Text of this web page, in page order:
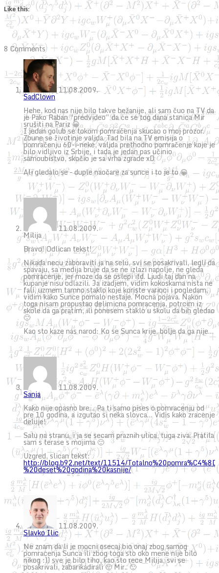
Like this:
8 Comments
11.08.2009.
SadClown
Hehe, kod nas nije bilo takve bežanije, ali sam čuo na TV da
je Pako Raban “predvideo” da će se tog dana stanica Mir
srušiti na Pariz 😀
I jedan golub se tokom pomračenja skucao o moj prozor.
Zbune se životinje valjda. Tad bila na TV emisija o
pomračenju 60-i-neke, valjda prethodno pomračenje koje je
bilo vidljivo iz Srbije, i tada je jedan pas učinio
samoubistvo, skočio je sa vrha zgrade xD
Ali gledalo se – duple naočare za sunce i to je to 😀
11.08.2009.
Milija
Bravo! Odlican tekst!
Nikada necu zaboraviti ja na selu, svi se posakrivali, legli da
spavaju, sa medija bruje da se ne izlazi napolje, ne gleda
pomracenje, jer moze da se oslepi itd. Ljudi taj dan na
kupanje nisu odlazili. Ja izadjem, vidim kokoskama nista ne
fali, uzmem tamno staklo koje koriste varioci i pogledam,
vidim kako Sunce pomalo nestaje. Mocna pojava. Nakon
toga nisam propustao delimicna pomracenja, potrcim iz
skole da ga pratim, ili ponesem staklo u skolu da bih gledao
🙂
Kao sto kaze nas narod: Ko se Sunca krije, bolje da ga nije…
11.08.2009.
Sanja
Kako nije opasno bre… Pa ti samo pises o pomracenju od
pre 10 godina, a izgutao si neka slovca… Vidis kako zracenje
deluje!
Salu na stranu, i ja se secam praznih ulica, tuga ziva. Pratila
sam s terase s mojima 🙂
Uzgred, slican tekst:
http://blog.b92.net/text/11514/
%20deset%20godina%20kasnije/
11.08.2009.
Slavko Ilic
Ne znam da li je mocni osecaj bio onaj zbog samog
pomracenja Sunca ili zbog toga sto oko mene nije bilo
nikog :)) sve je bilo tiho, kao sto rece Milija, svi se
posakrivali, zabarikadirali 🙂 Mir.. 🙂